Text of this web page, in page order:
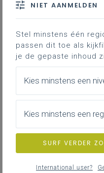
NIET AANMELDEN
Stel minstens één
passen dit toe als
je de gepaste inhoud
Kies minstens een
Kies minstens een
SURF VERDER
International user?